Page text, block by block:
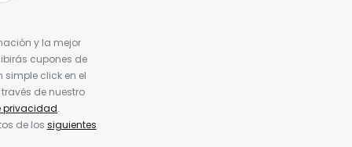
y la mejor
cupones de
click en el
de nuestro
privacidad.
de los siguientes